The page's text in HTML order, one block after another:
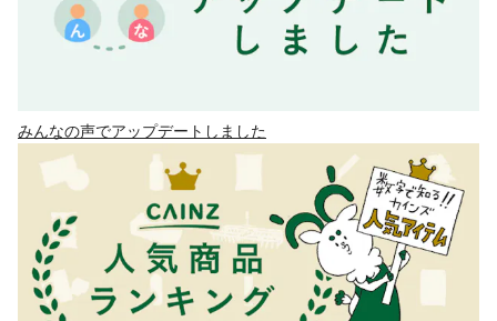
みんなの声でアップデートしました